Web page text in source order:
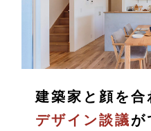
建築家と顔を合
デザイン談議が